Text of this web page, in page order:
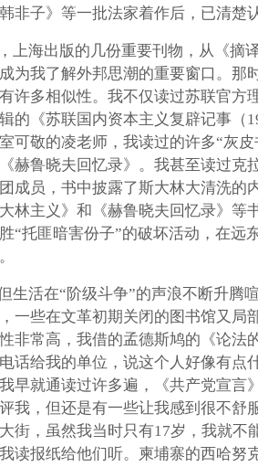
非子》等一批法家着作后，已清楚
上海出版的几份重要刊物，从《摘
为我了解外邦思潮的重要窗口。
许多相似性。我不仅读过苏联官
的《苏联国内资本主义复辟记事
可敬的凌老师，我读过的许多“灰
赫鲁晓夫回忆录》。我甚至读过
成员，书中披露了斯大林大清洗的
林主义》和《赫鲁晓夫回忆录》
“托匪暗害份子”的破坏活动，在
生活在“阶级斗争”的声浪不断升腾
一些在文革初期关闭的图书馆又
非常高，我借的孟德斯鸠的《论
话给我的单位，说这个人好像有
早就通读过许多遍，《共产党宣
我，但还是有一些让我感到很不
街，虽然我当时只有17岁，我就
读报纸给他们听。柬埔寨的西哈